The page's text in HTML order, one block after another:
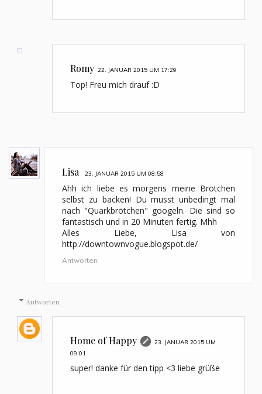
Romy 22. JANUAR 2015 UM 17:29
Top! Freu mich drauf :D
Lisa 23. JANUAR 2015 UM 08:58
Ahh ich liebe es morgens meine Brötchen
selbst zu backen! Du musst unbedingt mal
nach "Quarkbrötchen" googeln. Die sind so
fantastisch und in 20 Minuten fertig. Mhh
Alles Liebe, Lisa von
http://downtownvogue.blogspot.de/
Antworten
Antworten
Home of Happy
23. JANUAR 2015 UM
09:01
super! danke für den tipp <3 liebe grüße